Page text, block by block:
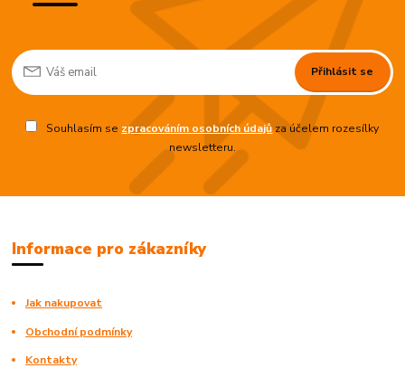
Přihlásit se
Souhlasím se zpracováním osobních údajůza účelem rozesílky
newsletteru.
Informace pro zákazníky
Jak nakupovat
Obchodní podmínky
Kontakty